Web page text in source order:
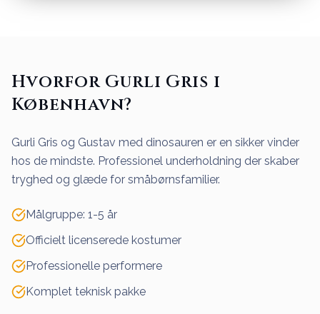
Hvorfor Gurli Gris i
København?
Gurli Gris og Gustav med dinosauren er en sikker vinder
hos de mindste. Professionel underholdning der skaber
tryghed og glæde for småbørnsfamilier.
Målgruppe: 1-5 år
Officielt licenserede kostumer
Professionelle performere
Komplet teknisk pakke